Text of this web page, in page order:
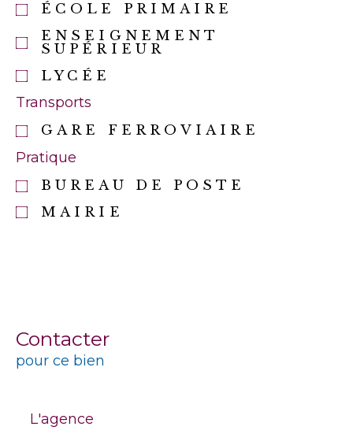
ÉCOLE PRIMAIRE
ENSEIGNEMENT
SUPÉRIEUR
LYCÉE
Transports
GARE FERROVIAIRE
Pratique
BUREAU DE POSTE
MAIRIE
Contacter
pour ce bien
L'agence